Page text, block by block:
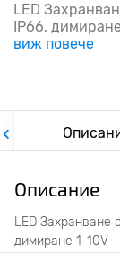
LED
IP66,
виж повече
Описание
LED Захранване
димиране 1-10V